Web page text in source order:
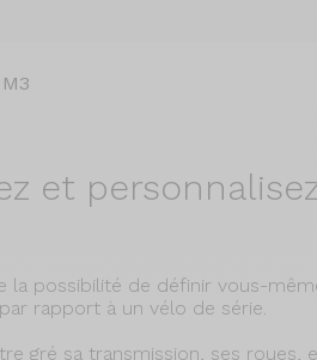
et
la possibilité de définir vous-
rapport à un vélo de série.
gré sa transmission, ses